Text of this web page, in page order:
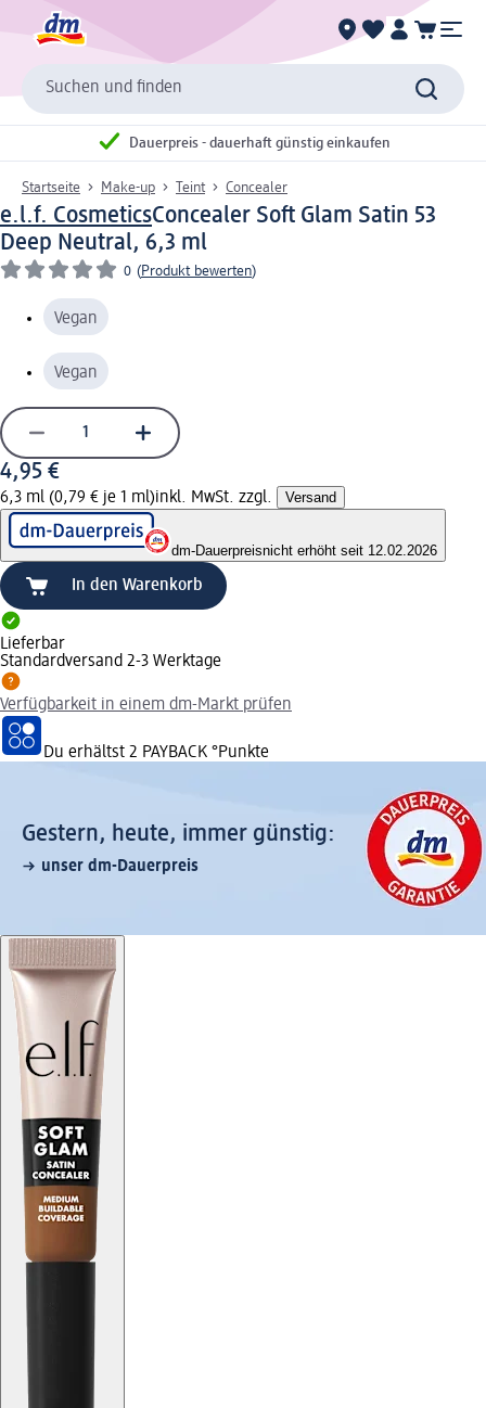
Suchen und finden
Dauerpreis - dauerhaft günstig einkaufen
Startseite Make-up Teint Concealer
e.l.f. CosmeticsConcealer Soft Glam Satin 53
Deep Neutral, 6,3 ml
0 (Produkt bewerten)
Vegan
Vegan
4,95 €
6,3 ml (0,79 € je 1 ml)inkl. MwSt. zzgl. Versand
dm-Dauerpreisnicht erhöht seit 12.02.2026
In den Warenkorb
Lieferbar
Standardversand 2-3 Werktage
Verfügbarkeit in einem dm-Markt prüfen
Du erhältst 2 PAYBACK °Punkte
Gestern, heute, immer günstig:
unser dm-Dauerpreis